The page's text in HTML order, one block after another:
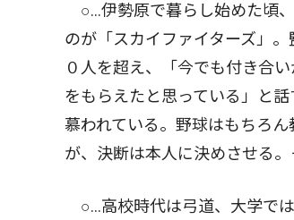
○…伊勢原で暮らし始めた頃
のが「スカイファイターズ」
０人を超え、「今でも付き合
をもらえたと思っている」と
慕われている。野球はもちろ
が、決断は本人に決めさせる
○…高校時代は弓道、大学で